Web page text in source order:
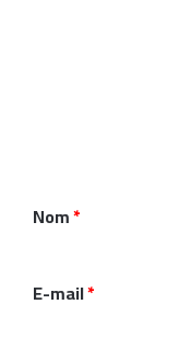
t
i
Nom*
E-mail*